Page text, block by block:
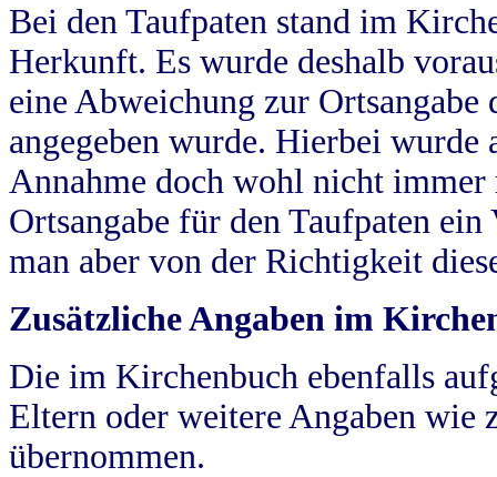
Bei den Taufpaten stand im
Herkunft. Es wurde deshalb
eine Abweichung zur
angegeben wurde. Hierbei wurde
Annahme doch wohl nicht
Ortsangabe für den Taufpaten
man aber von der Richtigkeit
Zusätzliche Angaben im
Die im Kirchenbuch ebenfalls
Eltern oder weitere Angaben wie
übernommen.